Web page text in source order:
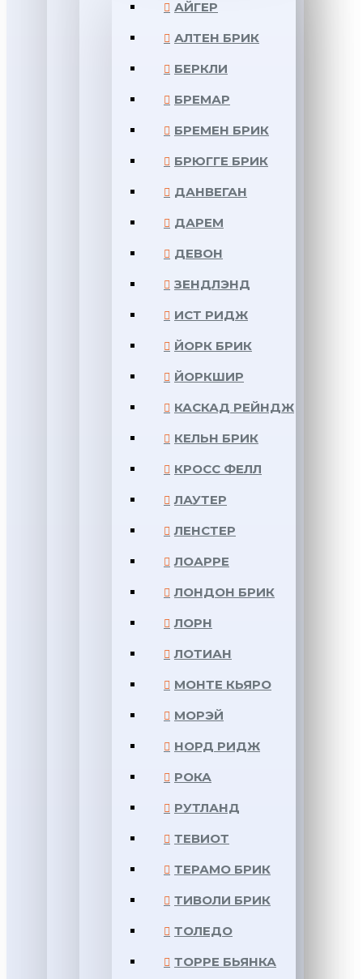
АЙГЕР
АЛТЕН БРИК
БЕРКЛИ
БРЕМАР
БРЕМЕН БРИК
БРЮГГЕ БРИК
ДАНВЕГАН
ДАРЕМ
ДЕВОН
ЗЕНДЛЭНД
ИСТ РИДЖ
ЙОРК БРИК
ЙОРКШИР
КАСКАД РЕЙНДЖ
КЕЛЬН БРИК
КРОСС ФЕЛЛ
ЛАУТЕР
ЛЕНСТЕР
ЛОАРРЕ
ЛОНДОН БРИК
ЛОРН
ЛОТИАН
МОНТЕ КЬЯРО
МОРЭЙ
НОРД РИДЖ
РОКА
РУТЛАНД
ТЕВИОТ
ТЕРАМО БРИК
ТИВОЛИ БРИК
ТОЛЕДО
ТОРРЕ БЬЯНКА